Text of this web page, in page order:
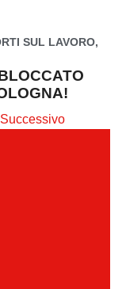
SUL LAVORO,
Successivo